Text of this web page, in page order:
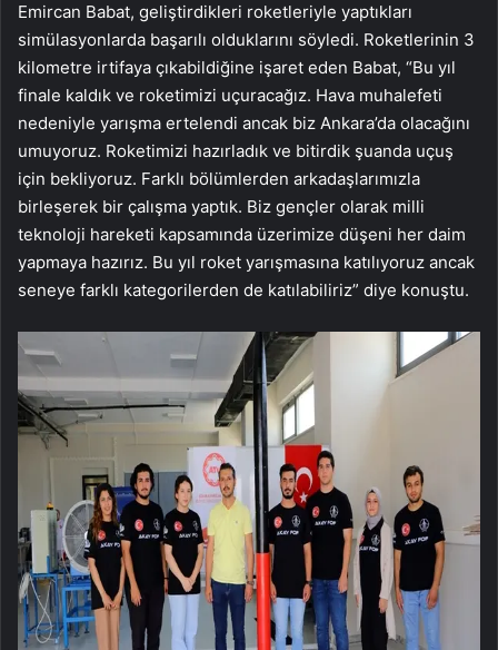
Emircan Babat, geliştirdikleri roketleriyle yaptıkları
simülasyonlarda başarılı olduklarını söyledi. Roketlerinin 3
kilometre irtifaya çıkabildiğine işaret eden Babat, “Bu yıl
finale kaldık ve roketimizi uçuracağız. Hava muhalefeti
nedeniyle yarışma ertelendi ancak biz Ankara’da olacağını
umuyoruz. Roketimizi hazırladık ve bitirdik şuanda uçuş
için bekliyoruz. Farklı bölümlerden arkadaşlarımızla
birleşerek bir çalışma yaptık. Biz gençler olarak milli
teknoloji hareketi kapsamında üzerimize düşeni her daim
yapmaya hazırız. Bu yıl roket yarışmasına katılıyoruz ancak
seneye farklı kategorilerden de katılabiliriz” diye konuştu.